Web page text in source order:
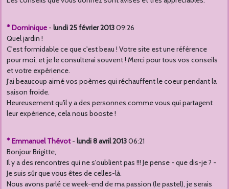
* Dominique - lundi 25 février 201309:26
Quel jardin !
C'est formidable ce que c'est beau ! Votre site est une référence
pour moi, et je le consulterai souvent ! Merci pour tous vos conseils
et votre expérience.
J'ai beaucoup aimé vos poèmes qui réchauffent le coeur pendant la
saison froide.
Heureusement qu'il y a des personnes comme vous qui partagent
leur expérience, cela nous booste !
* Emmanuel Thévot- lundi 8 avril 201306:21
Bonjour Brigitte,
Il y a des rencontres qui ne s'oublient pas !!! Je pense - que dis-je ? -
Je suis sûr que vous êtes de celles-là.
Nous avons parlé ce week-end de ma passion (le pastel), je serais